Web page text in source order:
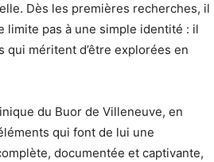
Dès les premières recherches, il
limite pas à une simple identité : il
qui méritent d’être explorées en
du Buor de Villeneuve, en
qui font de lui une
documentée et captivante,